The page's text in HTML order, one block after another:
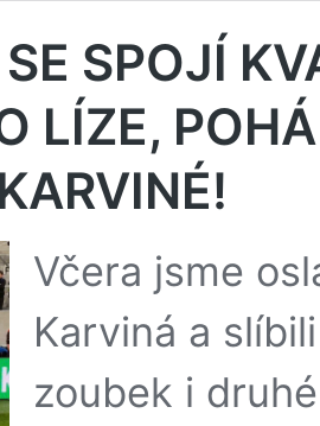
SPOJÍ
LÍZE,
Včera jsme
Karviná a
zoubek i